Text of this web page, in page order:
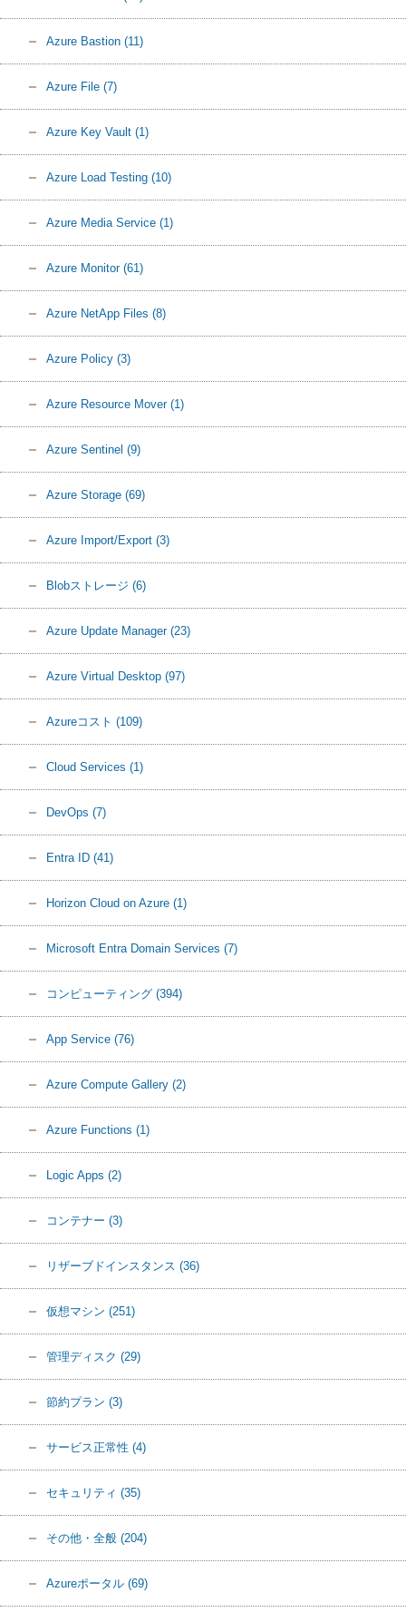
Azure Bastion (11)
Azure File (7)
Azure Key Vault (1)
Azure Load Testing (10)
Azure Media Service (1)
Azure Monitor (61)
Azure NetApp Files (8)
Azure Policy (3)
Azure Resource Mover (1)
Azure Sentinel (9)
Azure Storage (69)
Azure Import/Export (3)
Blobストレージ (6)
Azure Update Manager (23)
Azure Virtual Desktop (97)
Azureコスト (109)
Cloud Services (1)
DevOps (7)
Entra ID (41)
Horizon Cloud on Azure (1)
Microsoft Entra Domain Services (7)
コンピューティング (394)
App Service (76)
Azure Compute Gallery (2)
Azure Functions (1)
Logic Apps (2)
コンテナー (3)
リザーブドインスタンス (36)
仮想マシン (251)
管理ディスク (29)
節約プラン (3)
サービス正常性 (4)
セキュリティ (35)
その他・全般 (204)
Azureポータル (69)